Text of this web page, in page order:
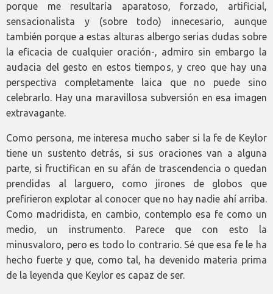
porque me resultaría aparatoso, forzado, artificial,
sensacionalista y (sobre todo) innecesario, aunque
también porque a estas alturas albergo serias dudas sobre
la eficacia de cualquier oración-, admiro sin embargo la
audacia del gesto en estos tiempos, y creo que hay una
perspectiva completamente laica que no puede sino
celebrarlo. Hay una maravillosa subversión en esa imagen
extravagante.
Como persona, me interesa mucho saber si la fe de Keylor
tiene un sustento detrás, si sus oraciones van a alguna
parte, si fructifican en su afán de trascendencia o quedan
prendidas al larguero, como jirones de globos que
prefirieron explotar al conocer que no hay nadie ahí arriba.
Como madridista, en cambio, contemplo esa fe como un
medio, un instrumento. Parece que con esto la
minusvaloro, pero es todo lo contrario. Sé que esa fe le ha
hecho fuerte y que, como tal, ha devenido materia prima
de la leyenda que Keylor es capaz de ser.